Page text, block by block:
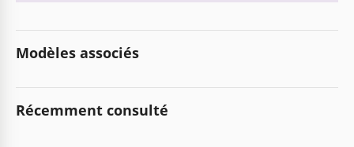
Modèles associés
Récemment consulté